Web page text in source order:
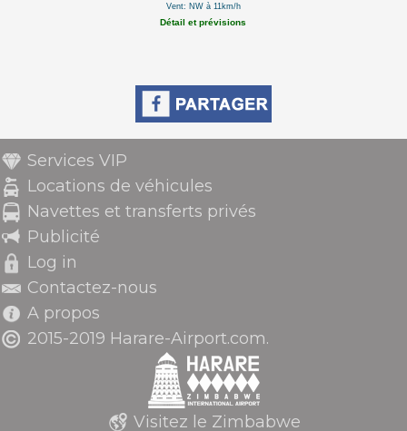
Vent: NW à 11km/h
Détail et prévisions
Services VIP
Locations de véhicules
Navettes et transferts privés
Publicité
Log in
Contactez-nous
A propos
2015-2019 Harare-Airport.com.
Visitez le Zimbabwe